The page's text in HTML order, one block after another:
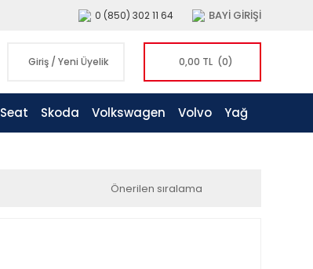
0 (850) 302 11 64 BAYİ GİRİŞİ
Giriş / Yeni Üyelik 0,00 TL (0)
Seat Skoda Volkswagen Volvo Yağ